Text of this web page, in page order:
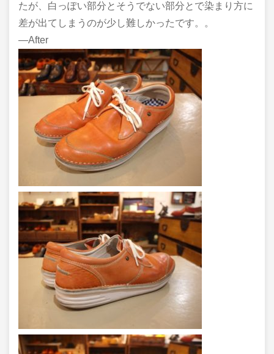
たが、白っぽい部分とそうでない部分とで染まり方に
差が出てしまうのが少し難しかったです。。
―After